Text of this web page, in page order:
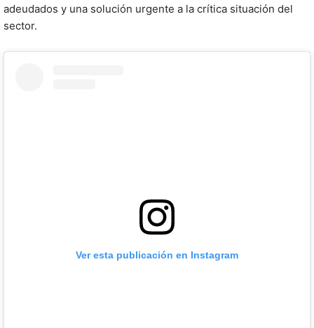
adeudados y una solución urgente a la crítica situación del
sector.
Ver esta publicación en Instagram